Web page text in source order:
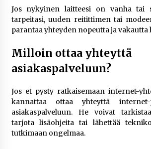
Jos nykyinen laitteesi on vanha tai
tarpeitasi, uuden reitittimen tai
parantaa yhteyden nopeutta ja vakautta
Milloin ottaa yhteyttä
asiakaspalveluun?
Jos et pysty ratkaisemaan internet-
kannattaa ottaa yhteyttä internet-
asiakaspalveluun. He voivat
tarjota lisäohjeita tai lähettää
tutkimaan ongelmaa.